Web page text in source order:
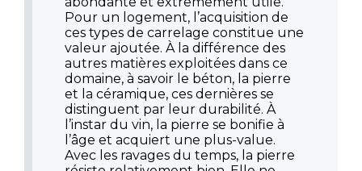
Pour un logement, l’acquisition de
ces types de carrelage constitue une
valeur ajoutée. À la différence des
autres matières exploitées dans ce
domaine, à savoir le béton, la pierre
et la céramique, ces dernières se
distinguent par leur durabilité. À
l’instar du vin, la pierre se bonifie à
l’âge et acquiert une plus-value.
Avec les ravages du temps, la pierre